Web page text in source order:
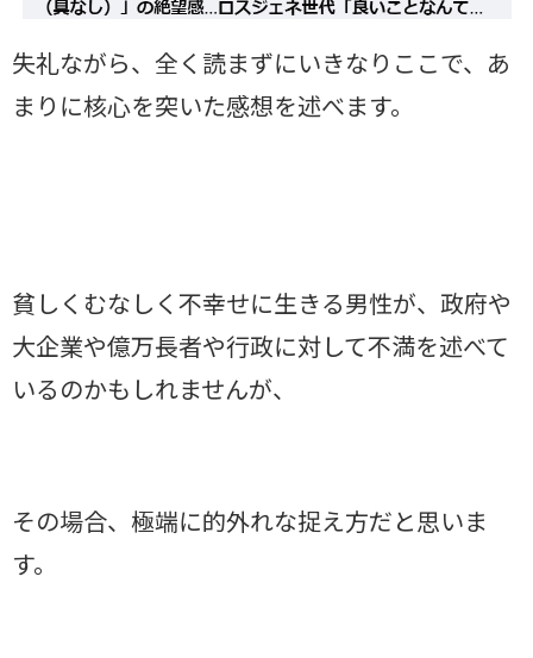
失礼ながら、全く読まずにいきなりここで、あ
まりに核心を突いた感想を述べます。
貧しくむなしく不幸せに生きる男性が、政府や
大企業や億万長者や行政に対して不満を述べて
いるのかもしれませんが、
その場合、極端に的外れな捉え方だと思いま
す。